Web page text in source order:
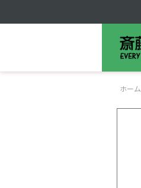
ホーム